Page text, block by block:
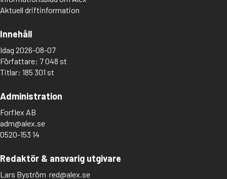
José, F. Sionil
K
Kalidasa
Kamyab, Sharock
Kanafani, Ghassan
Kanehara, Hitomi
Karam, Balsam
Karim, Fawzi
Karunatilaka, Shehan
Kawabata, Yasunari
Kawakami, Mieko
Keret, Etgar
Khider, Abbas
Aktuell driftinformation
Innehåll
Idag 2026-08-07
Författare: 7 048 st
Titlar: 185 301 st
Administration
Forflex AB
adm@alex.se
0520-153 14
Redaktör & ansvarig utgivare
Lars Byström red@alex.se